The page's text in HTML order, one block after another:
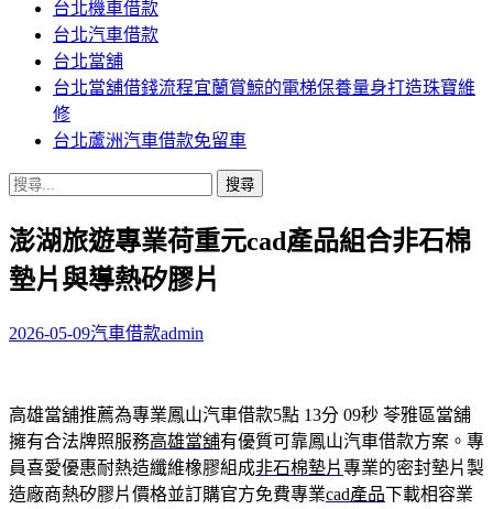
台北機車借款
台北汽車借款
台北當舖
台北當舖借錢流程宜蘭賞鯨的電梯保養量身打造珠寶維
修
台北蘆洲汽車借款免留車
搜
關
鍵
字:
澎湖旅遊專業荷重元cad產品組合非石棉
墊片與導熱矽膠片
2026-05-09汽車借款admin
高雄當舖推薦為專業鳳山汽車借款5點 13分 09秒 苓雅區當舖
擁有合法牌照服務高雄當舖有優質可靠鳳山汽車借款方案。專
員喜愛優惠耐熱造纖維橡膠組成非石棉墊片專業的密封墊片製
造廠商熱矽膠片價格並訂購官方免費專業cad產品下載相容業